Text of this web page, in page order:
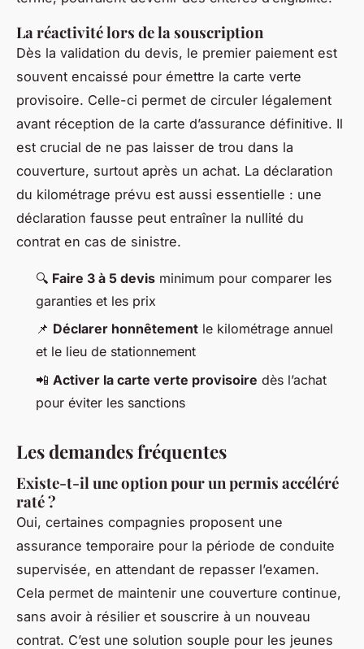
La réactivité lors de la souscription
Dès la validation du devis, le premier paiement est
souvent encaissé pour émettre la carte verte
provisoire. Celle-ci permet de circuler légalement
avant réception de la carte d’assurance définitive. Il
est crucial de ne pas laisser de trou dans la
couverture, surtout après un achat. La déclaration
du kilométrage prévu est aussi essentielle : une
déclaration fausse peut entraîner la nullité du
contrat en cas de sinistre.
🔍 Faire 3 à 5 devis minimum pour comparer les
garanties et les prix
📌 Déclarer honnêtement le kilométrage annuel
et le lieu de stationnement
📲 Activer la carte verte provisoire dès l’achat
pour éviter les sanctions
Les demandes fréquentes
Existe-t-il une option pour un permis accéléré
raté ?
Oui, certaines compagnies proposent une
assurance temporaire pour la période de conduite
supervisée, en attendant de repasser l’examen.
Cela permet de maintenir une couverture continue,
sans avoir à résilier et souscrire à un nouveau
contrat. C’est une solution souple pour les jeunes